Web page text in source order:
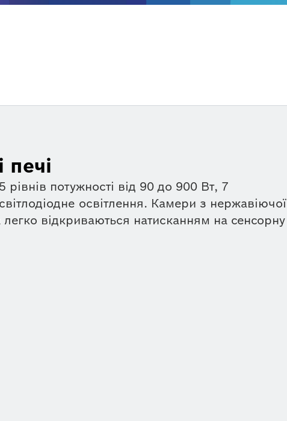
печі
потужності від 90 до 900 Вт, 7
освітлення. Камери з нержавіючої
відкриваються натисканням на сенсорну
нішу або в кухонний гарнітур. На сторінці